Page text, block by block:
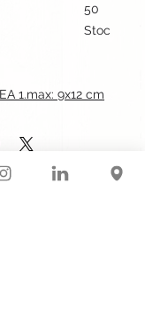
50
Stock
1.max: 9x12 cm
redes